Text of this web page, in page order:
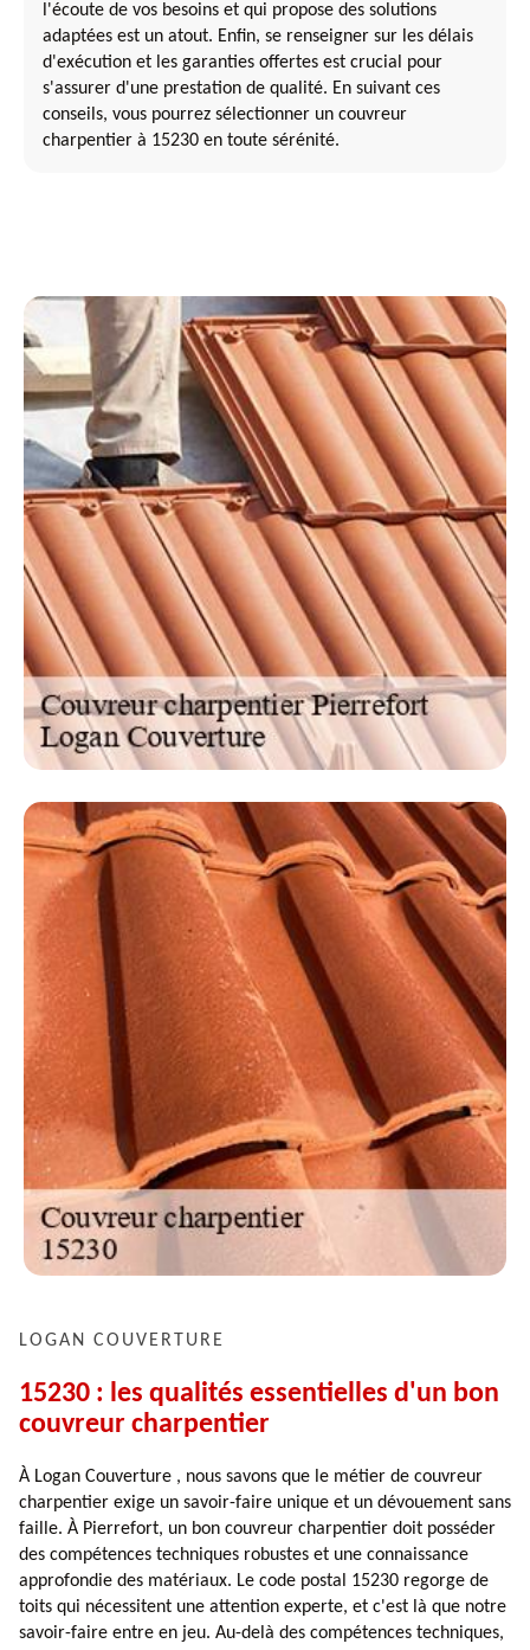
l'écoute de vos besoins et qui propose des solutions
adaptées est un atout. Enfin, se renseigner sur les délais
d'exécution et les garanties offertes est crucial pour
s'assurer d'une prestation de qualité. En suivant ces
conseils, vous pourrez sélectionner un couvreur
charpentier à 15230 en toute sérénité.
LOGAN COUVERTURE
15230 : les qualités essentielles d'un bon
couvreur charpentier
À Logan Couverture , nous savons que le métier de couvreur
charpentier exige un savoir-faire unique et un dévouement sans
faille. À Pierrefort, un bon couvreur charpentier doit posséder
des compétences techniques robustes et une connaissance
approfondie des matériaux. Le code postal 15230 regorge de
toits qui nécessitent une attention experte, et c'est là que notre
savoir-faire entre en jeu. Au-delà des compétences techniques,